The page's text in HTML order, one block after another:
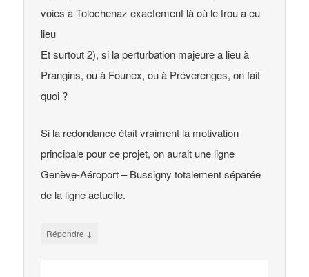
voies à Tolochenaz exactement là où le trou a eu
lieu
Et surtout 2), si la perturbation majeure a lieu à
Prangins, ou à Founex, ou à Préverenges, on fait
quoi ?
Si la redondance était vraiment la motivation
principale pour ce projet, on aurait une ligne
Genève-Aéroport – Bussigny totalement séparée
de la ligne actuelle.
Répondre ↓